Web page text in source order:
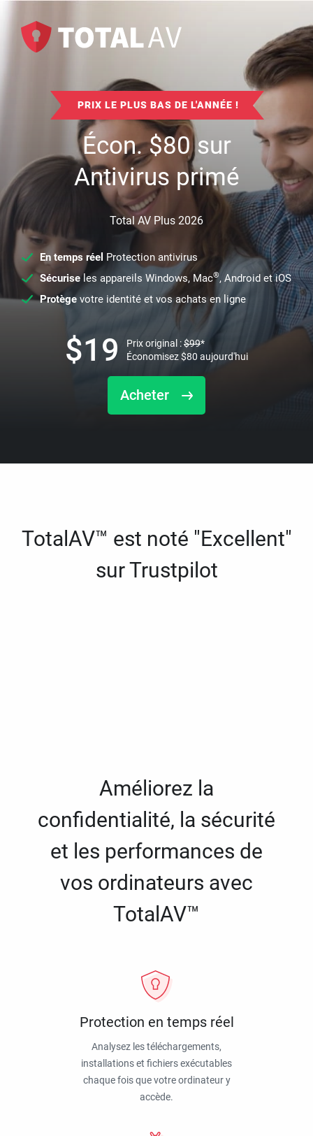
PRIX LE PLUS BAS DE L'ANNÉE !
Écon.$80sur
Antivirus primé
Total AV Plus 2026
En temps réel Protection antivirus
Sécuriseles appareils Windows, Mac®, Android et iOS
Protège votre identité et vos achats en ligne
Acheter
$19 Prix original :$99*
Économisez$80 aujourd'hui
TotalAV™ est noté "Excellent"
sur Trustpilot
Améliorez la
confidentialité, la sécurité
et les performances de
vos ordinateurs avec
TotalAV™
Protection en temps réel
Analysez les téléchargements,
installations et fichiers exécutables
chaque fois que votre ordinateur y
accède.